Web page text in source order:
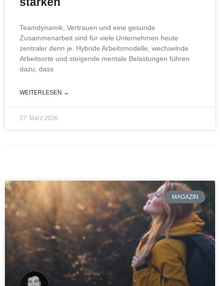
Teamdynamik, Vertrauen und eine gesunde
Zusammenarbeit sind für viele Unternehmen heute
zentraler denn je. Hybride Arbeitsmodelle, wechselnde
Arbeitsorte und steigende mentale Belastungen führen
dazu, dass
WEITERLESEN →
27. März 2026
MAGAZIN